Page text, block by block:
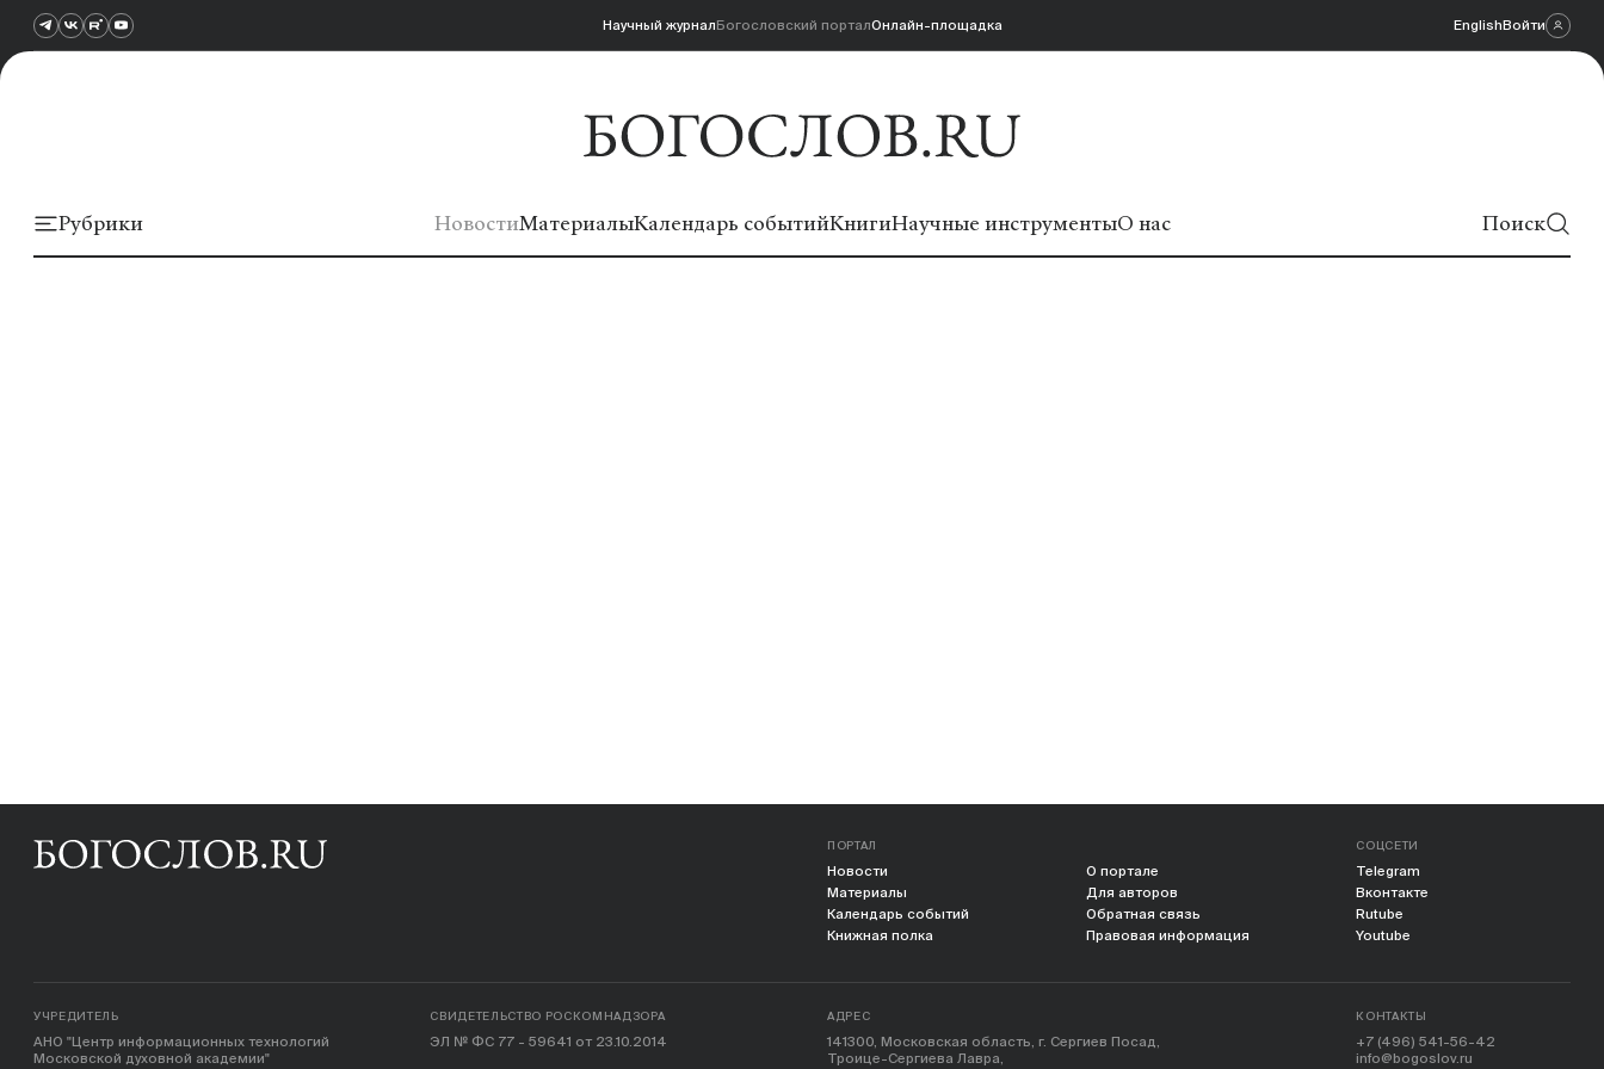
Научный журналБогословский порталОнлайн-площадка EnglishВойти
Рубрики НовостиМатериалыКалендарь событийКнигиНаучные инструментыО нас Поиск
ПОРТАЛ
Новости
Материалы
Календарь событий
Книжная полка
О портале
Для авторов
Обратная связь
Правовая информация
СОЦСЕТИ
Telegram
Вконтакте
Rutube
Youtube
УЧРЕДИТЕЛЬ
АНО "Центр информационных технологий
Московской духовной академии"
СВИДЕТЕЛЬСТВО РОСКОМНАДЗОРА
ЭЛ № ФС 77 - 59641 от 23.10.2014
АДРЕС
141300, Московская область, г. Сергиев Посад,
Троице-Сергиева Лавра,
КОНТАКТЫ
+7 (496) 541-56-42
info@bogoslov.ru